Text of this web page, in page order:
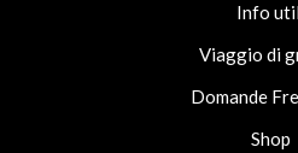
Info
Viaggio di
Domande
Shop